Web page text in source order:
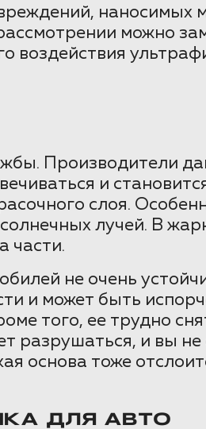
можно
Производители
и
слоя.
лучей. В
части.
не очень
и может быть
того, ее трудно
разрушаться, и вы
основа тоже
ДЛЯ АВТО